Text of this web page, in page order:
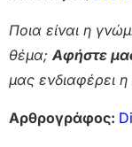
Ποια είναι η
θέμα;Αφήστε
μας ενδιαφέρει
Αρθρογράφος: